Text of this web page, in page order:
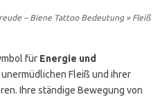
– Biene Tattoo Bedeutung » Fleiß
für Energie und
unermüdlichen Fleiß und ihrer
Ihre ständige Bewegung von